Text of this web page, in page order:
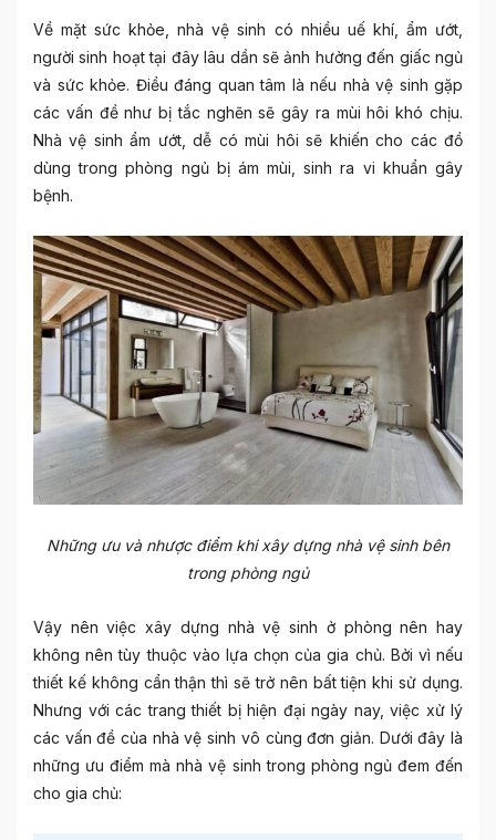
Về mặt sức khỏe, nhà vệ sinh có nhiều uế khí, ẩm ướt,
người sinh hoạt tại đây lâu dần sẽ ảnh hưởng đến giấc ngủ
và sức khỏe. Điều đáng quan tâm là nếu nhà vệ sinh gặp
các vấn đề như bị tắc nghẽn sẽ gây ra mùi hôi khó chịu.
Nhà vệ sinh ẩm ướt, dễ có mùi hôi sẽ khiến cho các đồ
dùng trong phòng ngủ bị ám mùi, sinh ra vi khuẩn gây
bệnh.
Những ưu và nhược điểm khi xây dựng nhà vệ sinh bên
trong phòng ngủ
Vậy nên việc xây dựng nhà vệ sinh ở phòng nên hay
không nên tùy thuộc vào lựa chọn của gia chủ. Bởi vì nếu
thiết kế không cẩn thận thì sẽ trở nên bất tiện khi sử dụng.
Nhưng với các trang thiết bị hiện đại ngày nay, việc xử lý
các vấn đề của nhà vệ sinh vô cùng đơn giản. Dưới đây là
những ưu điểm mà nhà vệ sinh trong phòng ngủđem đến
cho gia chủ: